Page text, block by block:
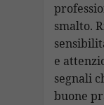
smalto.
e
segnali
buone